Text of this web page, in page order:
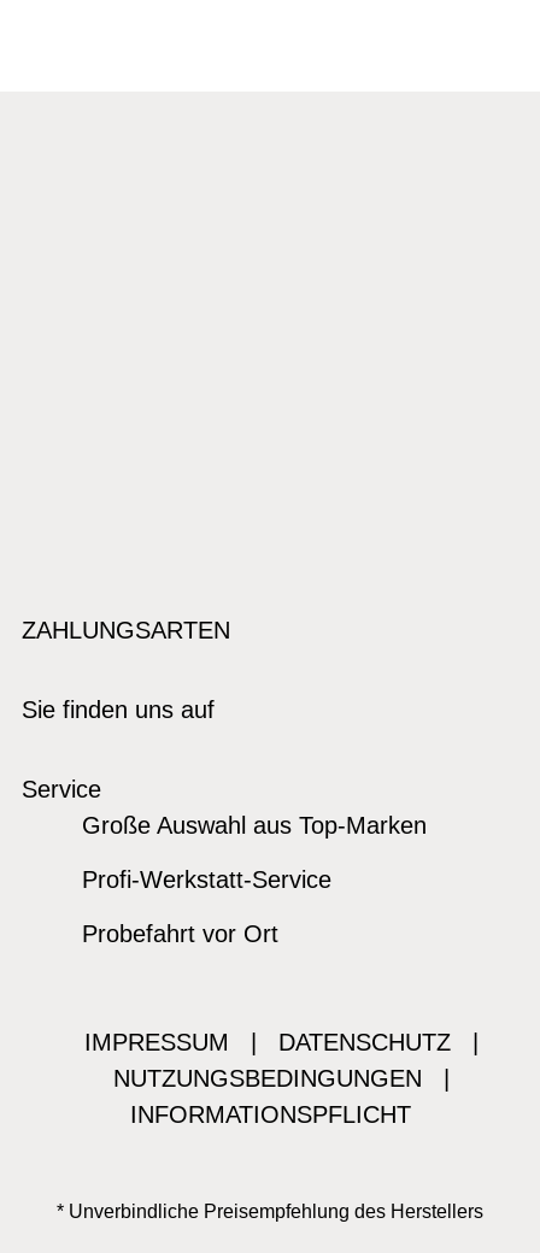
ZAHLUNGSARTEN
Sie finden uns auf
Service
Große Auswahl aus Top-Marken
Profi-Werkstatt-Service
Probefahrt vor Ort
IMPRESSUM DATENSCHUTZ
NUTZUNGSBEDINGUNGEN
INFORMATIONSPFLICHT
* Unverbindliche Preisempfehlung des Herstellers